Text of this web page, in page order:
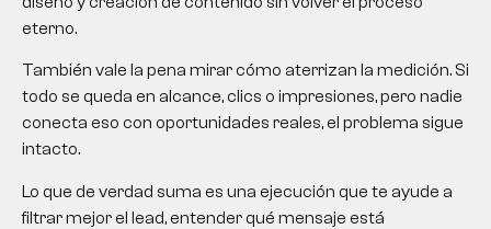
eterno.
También vale la pena mirar cómo aterrizan la medición. Si
todo se queda en alcance, clics o impresiones, pero nadie
conecta eso con oportunidades reales, el problema sigue
intacto.
Lo que de verdad suma es una ejecución que te ayude a
filtrar mejor el lead, entender qué mensaje está